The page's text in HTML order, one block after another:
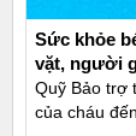
Sức khỏe
vặt, người
Quỹ Bảo trợ
của cháu